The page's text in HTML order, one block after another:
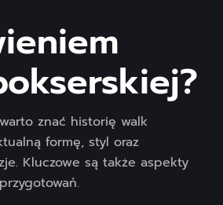
znać historię walk
formę, styl oraz
Kluczowe są także aspekty